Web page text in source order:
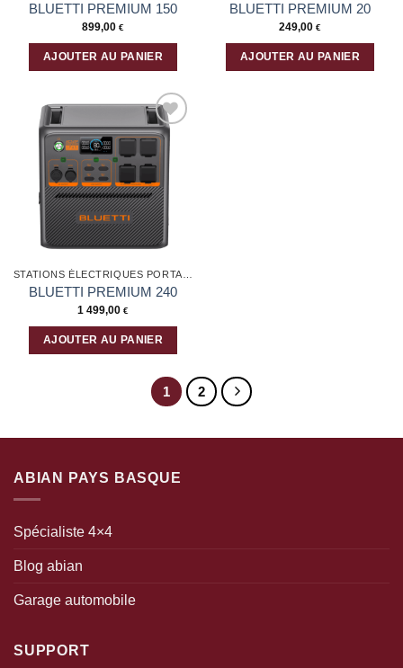
BLUETTI PREMIUM 150
899,00 €
AJOUTER AU PANIER
BLUETTI PREMIUM 20
249,00 €
AJOUTER AU PANIER
Ajouter
à la liste
d’envies
BLUETTI PREMIUM 240
1 499,00 €
AJOUTER AU PANIER
1 2
ABIAN PAYS BASQUE
Spécialiste 4×4
Blog abian
Garage automobile
SUPPORT